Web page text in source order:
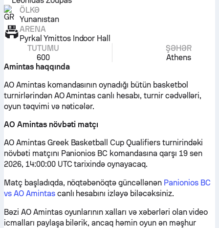
ÖLKƏ
Yunanıstan
ARENA
Pyrkal Ymittos Indoor Hall
TUTUMU
600
ŞƏHƏR
Athens
Amintas haqqında
AO Amintas komandasının oynadığı bütün basketbol
turnirlərindən AO Amintas canlı hesabı, turnir cədvəlləri,
oyun təqvimi və nəticələr.
AO Amintas növbəti matçı
AO Amintas Greek Basketball Cup Qualifiers turnirindəki
növbəti matçını Panionios BC komandasına qarşı 19 sen
2026, 14:00:00 UTC tarixində oynayacaq.
Matç başladıqda, nöqtəbənöqtə güncəllənən Panionios BC
vs AO Amintascanlı hesabını izləyə biləcəksiniz.
Bəzi AO Amintas oyunlarının xalları və xəbərləri olan video
icmalları paylaşa bilərik, ancaq həmin oyun ən məşhur